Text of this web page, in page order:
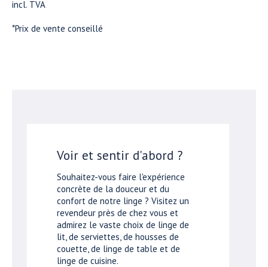
incl. TVA
*Prix de vente conseillé
Voir et sentir d'abord ?
Souhaitez-vous faire l'expérience
concrète de la douceur et du
confort de notre linge ? Visitez un
revendeur près de chez vous et
admirez le vaste choix de linge de
lit, de serviettes, de housses de
couette, de linge de table et de
linge de cuisine.